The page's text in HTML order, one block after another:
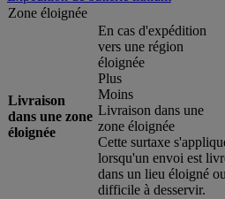
Zone éloignée
Livraison
dans une zone
éloignée
En cas d'expédition
vers une région
éloignée
Plus
Moins
Livraison dans une
zone éloignée
Cette surtaxe
lorsqu'un envoi est
dans un lieu éloigné
difficile à desservir.